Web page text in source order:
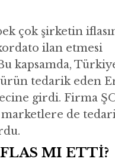
çok şirketin
ilan etmesi
kapsamda,
ürün tedarik eden
girdi. Firma
de
MI ETTİ?